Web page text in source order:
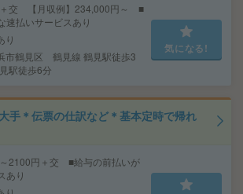
交 【月収例】234,000円～ ■
速払いサービスあり
り
市鶴見区 鶴見線 鶴見駅徒歩3
駅徒歩6分
気になる!
手＊伝票の仕訳など＊基本定時で帰れ
2100円＋交 ■給与の前払いが
あり